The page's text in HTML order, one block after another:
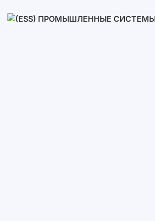
Низковольтные